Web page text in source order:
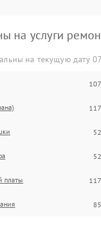
на услуги
на текущую дату
платы